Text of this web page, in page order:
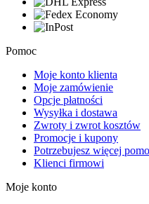
Pomoc
Moje konto klienta
Moje zamówienie
Opcje płatności
Wysyłka i dostawa
Zwroty i zwrot kosztów
Promocje i kupony
Potrzebujesz więcej
Klienci firmowi
Moje konto